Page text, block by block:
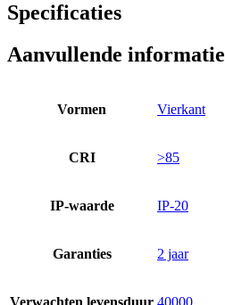
Specificaties
Aanvullende informatie
Vormen Vierkant
CRI >85
IP-waarde IP-20
Garanties 2 jaar